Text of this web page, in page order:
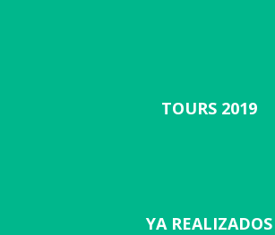
TOURS 2019
YA REALIZADOS